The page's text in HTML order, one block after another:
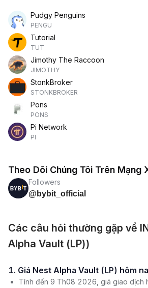
Pudgy Penguins
PENGU
Tutorial
TUT
Jimothy The Raccoon
JIMOTHY
StonkBroker
STONKBROKER
Pons
PONS
Pi Network
PI
Theo Dõi Chúng Tôi Trên Mạng
Followers
@bybit_official
Các câu hỏi thường gặp về
Alpha Vault (LP))
1. Giá Nest Alpha Vault (LP) hôm
Tính đến 9 Th08 2026, giá giao dịch